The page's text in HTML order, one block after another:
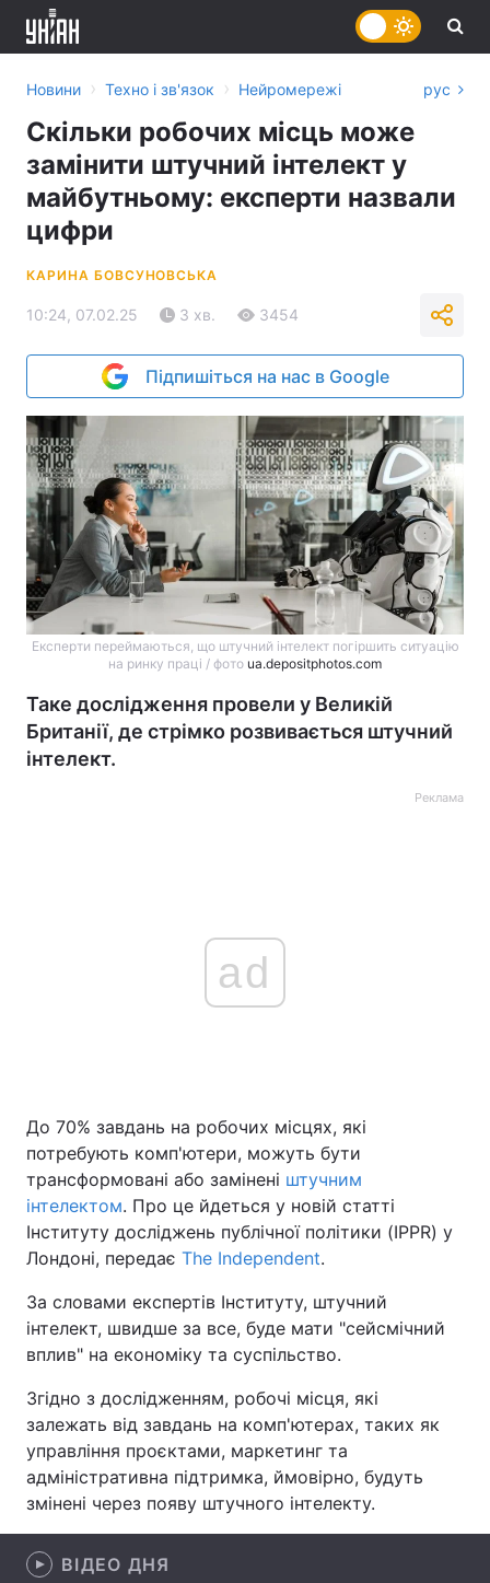
Україна Політика
Економіка Світ
Спорт Наука
Техно і зв'язок Лайт
Зброя Інциденти
Здоров'я Туризм
Цікавинки Погода
Екологія Регіони
Лонгріди
Відео з Youtube
Новини › Техно і зв'язок › Нейромережі рус
Скільки робочих місць може
замінити штучний інтелект у
майбутньому: експерти назвали
цифри
КАРИНА БОВСУНОВСЬКА
10:24, 07.02.25 3 хв. 3454
Підпишіться на нас в Google
Експерти переймаються, що штучний інтелект погіршить ситуацію
на ринку праці / фото ua.depositphotos.com
Таке дослідження провели у Великій
Британії, де стрімко розвивається штучний
інтелект.
Реклама
ad
До 70% завдань на робочих місцях, які
потребують комп'ютери, можуть бути
трансформовані або замінені штучним
інтелектом. Про це йдеться у новій статті
Інституту досліджень публічної політики (IPPR) у
Лондоні, передає The Independent.
За словами експертів Інституту, штучний
інтелект, швидше за все, буде мати "сейсмічний
вплив" на економіку та суспільство.
Згідно з дослідженням, робочі місця, які
залежать від завдань на комп'ютерах, таких як
управління проєктами, маркетинг та
адміністративна підтримка, ймовірно, будуть
змінені через появу штучного інтелекту.
ВІДЕО ДНЯ